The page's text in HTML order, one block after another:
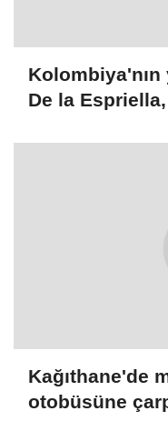
Kolombiya'nın
De la
Kağıthane'de
otobüsüne